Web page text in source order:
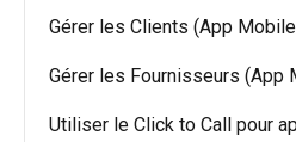
Gérer les Clients (App
Gérer les Fournisseurs (App
Utiliser le Click to Call pour